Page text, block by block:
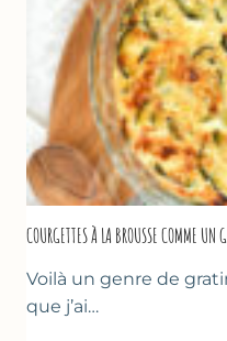
CHICHE
–
CUISSON
AU
FOUR
COURGETTES À LA BROUSSE COMME UN
Voilà un genre de
que j’ai…